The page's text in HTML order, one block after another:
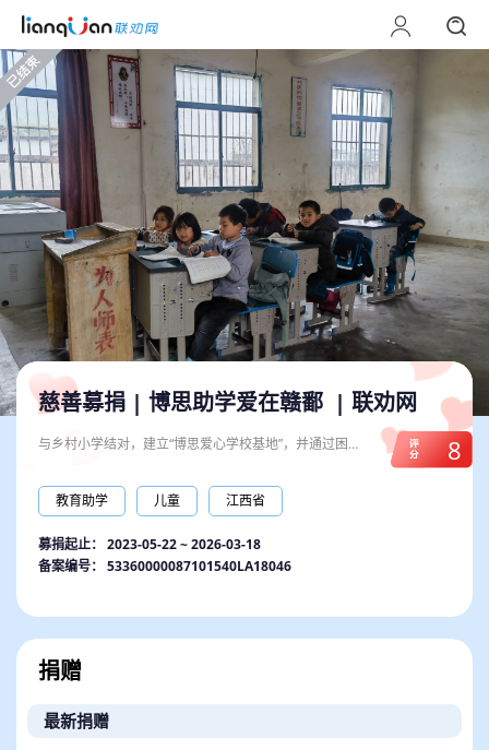
慈善募捐 | 博思助学爱在赣鄱 | 联劝网
与乡村小学结对，建立“博思爱心学校基地”，并通过困境
微型科技馆等方面，践行爱心助学的公益使命;“博思爱心
班”对江西省品学兼优的困境学子进行长情陪伴。
8
教育助学 儿童 江西省
募捐起止： 2023-05-22 ~ 2026-03-18
备案编号： 53360000087101540LA18046
捐赠
最新捐赠